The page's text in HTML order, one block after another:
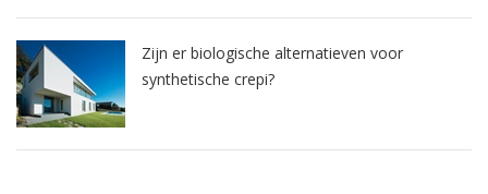
Zijn er biologische alternatieven voor
synthetische crepi?